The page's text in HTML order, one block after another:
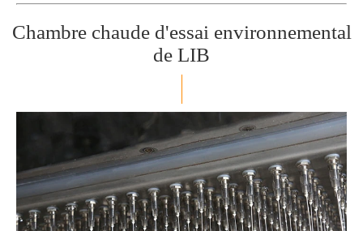
Chambre chaude d'essai environnemental
de LIB